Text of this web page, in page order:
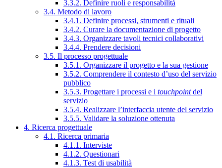
3.3.2. Definire ruoli e responsabilità
3.4. Metodo di lavoro
3.4.1. Definire processi, strumenti e rituali
3.4.2. Curare la documentazione di progetto
3.4.3. Organizzare tavoli tecnici collaborativi
3.4.4. Prendere decisioni
3.5. Il processo progettuale
3.5.1. Organizzare il progetto e la sua gestione
3.5.2. Comprendere il contesto d’uso del servizio
pubblico
3.5.3. Progettare i processi e i touchpointdel
servizio
3.5.4. Realizzare l’interfaccia utente del servizio
3.5.5. Validare la soluzione ottenuta
4. Ricerca progettuale
4.1. Ricerca primaria
4.1.1. Interviste
4.1.2. Questionari
4.1.3. Test di usabilità